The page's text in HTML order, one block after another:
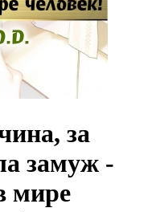
за
замуж -
мире